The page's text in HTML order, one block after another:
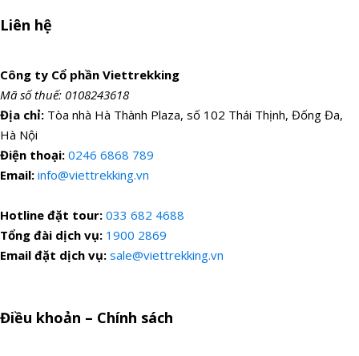
Liên hệ
Công ty Cổ phần Viettrekking
Mã số thuế: 0108243618
Địa chỉ: Tòa nhà Hà Thành Plaza, số 102 Thái Thịnh, Đống Đa,
Hà Nội
Điện thoại: 0246 6868 789
Email: info@viettrekking.vn
Hotline đặt tour: 033 682 4688
Tổng đài dịch vụ: 1900 2869
Email đặt dịch vụ: sale@viettrekking.vn
Điều khoản – Chính sách